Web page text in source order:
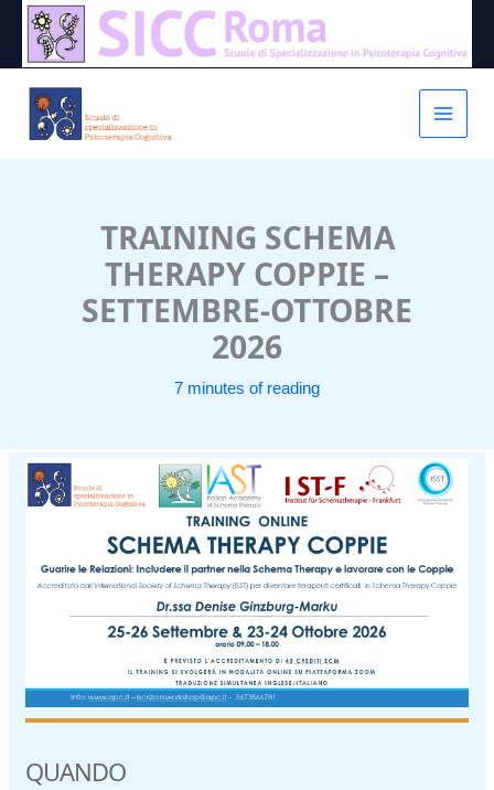
contenuto
TRAINING SCHEMA
THERAPY COPPIE –
SETTEMBRE-OTTOBRE
2026
7 minutes of reading
QUANDO